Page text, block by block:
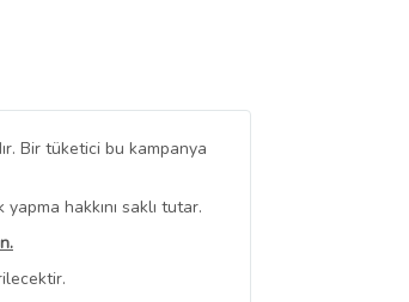
Bir tüketici bu kampanya
hakkını saklı tutar.